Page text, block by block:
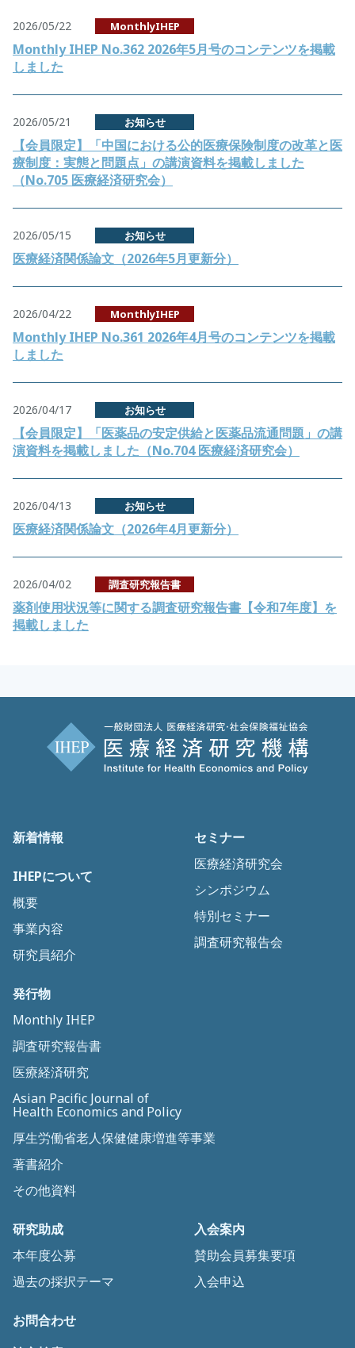
2026/05/22 MonthlyIHEP
Monthly IHEP No.362 2026年5月号のコンテンツを掲載
しました
2026/05/21 お知らせ
【会員限定】「中国における公的医療保険制度の改革と医
療制度：実態と問題点」の講演資料を掲載しました
（No.705 医療経済研究会）
2026/05/15 お知らせ
医療経済関係論文（2026年5月更新分）
2026/04/22 MonthlyIHEP
Monthly IHEP No.361 2026年4月号のコンテンツを掲載
しました
2026/04/17 お知らせ
【会員限定】「医薬品の安定供給と医薬品流通問題」の講
演資料を掲載しました（No.704 医療経済研究会）
2026/04/13 お知らせ
医療経済関係論文（2026年4月更新分）
2026/04/02 調査研究報告書
薬剤使用状況等に関する調査研究報告書【令和7年度】を
掲載しました
新着情報
IHEPについて
概要
事業内容
研究員紹介
セミナー
医療経済研究会
シンポジウム
特別セミナー
調査研究報告会
発行物
Monthly IHEP
調査研究報告書
医療経済研究
Asian Pacific Journal of
Health Economics and Policy
厚生労働省老人保健健康増進等事業
著書紹介
その他資料
研究助成
本年度公募
過去の採択テーマ
入会案内
賛助会員募集要項
入会申込
お問合わせ